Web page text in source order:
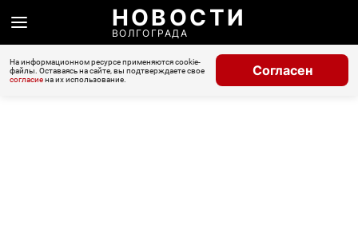
НОВОСТИ
ВОЛГОГРАДА
На информационном ресурсе применяются cookie-
файлы. Оставаясь на сайте, вы подтверждаете свое
согласиена их использование.
Согласен